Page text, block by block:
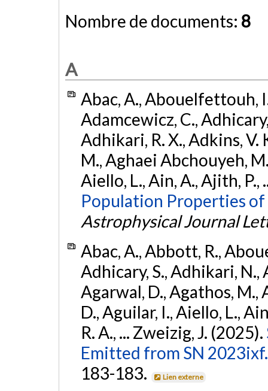
Nombre de documents: 8
A
Abac, A., Abouelfettouh,
Adamcewicz, C.,
Adhikari, R. X., Adkins, V.
M., Aghaei Abchouyeh,
Aiello, L., Ain, A., Ajith,
Population Properties
Astrophysical Journal
Abac, A., Abbott, R.,
Adhicary, S., Adhikari, N.,
Agarwal, D., Agathos, M.,
D., Aguilar, I., Aiello, L.,
R. A., ... Zweizig, J. (2025).
Emitted from SN 2023ixf.
183-183.
Lien externe